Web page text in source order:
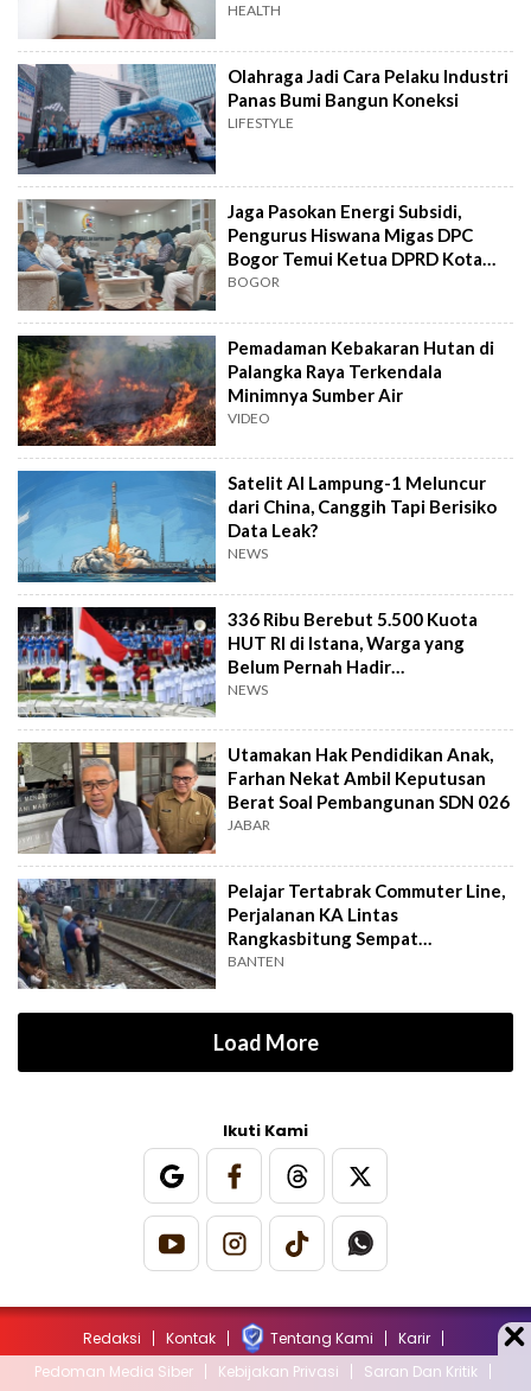
HEALTH
Olahraga Jadi Cara Pelaku Industri
Panas Bumi Bangun Koneksi
LIFESTYLE
Jaga Pasokan Energi Subsidi,
Pengurus Hiswana Migas DPC
Bogor Temui Ketua DPRD Kota
Bogor
BOGOR
Pemadaman Kebakaran Hutan di
Palangka Raya Terkendala
Minimnya Sumber Air
VIDEO
Satelit AI Lampung-1 Meluncur
dari China, Canggih Tapi Berisiko
Data Leak?
NEWS
336 Ribu Berebut 5.500 Kuota
HUT RI di Istana, Warga yang
Belum Pernah Hadir
Diprioritaskan
NEWS
Utamakan Hak Pendidikan Anak,
Farhan Nekat Ambil Keputusan
Berat Soal Pembangunan SDN 026
JABAR
Pelajar Tertabrak Commuter Line,
Perjalanan KA Lintas
Rangkasbitung Sempat
Terganggu
BANTEN
Load More
Ikuti Kami
Redaksi Kontak Tentang Kami
Karir
Pedoman Media Siber
Kebijakan Privasi Saran Dan Kritik